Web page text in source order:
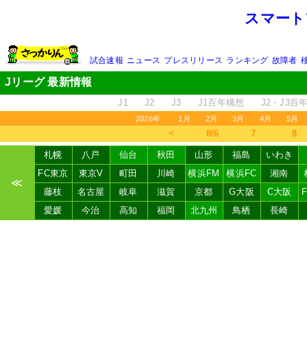
スマー
試合速報 ニュース プレスリリース ランキング 故障者
Jリーグ 最新情報
J1 J2 J3 J1百年構想 J2・J3百
2026年 1月 2月 3月 4月 5月
＜ 8/6 7 8
≪
札幌 八戸 仙台 秋田 山形 福島
いわき
FC東京
東京V 町田 川崎 横浜FM 横浜FC 湘南
藤枝
名古屋 岐阜 滋賀 京都 G大阪 C大阪
愛媛
今治 高知 福岡 北九州 鳥栖 長崎